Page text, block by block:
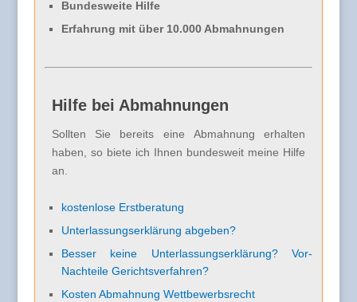
Bundesweite Hilfe
Erfahrung mit über 10.000 Abmahnungen
Hilfe bei Abmahnungen
Sollten Sie bereits eine Abmahnung erhalten
haben, so biete ich Ihnen bundesweit meine Hilfe
an.
kostenlose Erstberatung
Unterlassungserklärung abgeben?
Besser keine Unterlassungserklärung? Vor-
Nachteile Gerichtsverfahren?
Kosten Abmahnung Wettbewerbsrecht